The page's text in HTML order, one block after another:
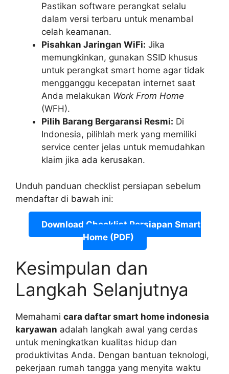
Pastikan software perangkat selalu
dalam versi terbaru untuk menambal
celah keamanan.
Pisahkan Jaringan WiFi: Jika
memungkinkan, gunakan SSID khusus
untuk perangkat smart home agar tidak
mengganggu kecepatan internet saat
Anda melakukan Work From Home
(WFH).
Pilih Barang Bergaransi Resmi: Di
Indonesia, pilihlah merk yang memiliki
service center jelas untuk memudahkan
klaim jika ada kerusakan.
Unduh panduan checklist persiapan sebelum
mendaftar di bawah ini:
Download Checklist Persiapan Smart
Home (PDF)
Kesimpulan dan
Langkah Selanjutnya
Memahami cara daftar smart home indonesia
karyawan adalah langkah awal yang cerdas
untuk meningkatkan kualitas hidup dan
produktivitas Anda. Dengan bantuan teknologi,
pekerjaan rumah tangga yang menyita waktu